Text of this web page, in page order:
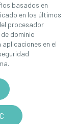
basados en
en los últimos
procesador
dominio
en el